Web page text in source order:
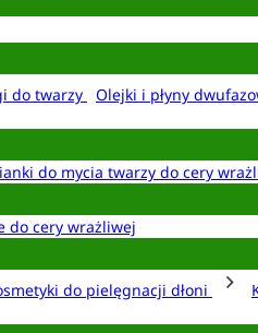
do twarzy Olejki i płyny
do mycia twarzy do cery
do cery wrażliwej
do pielęgnacji dłoni